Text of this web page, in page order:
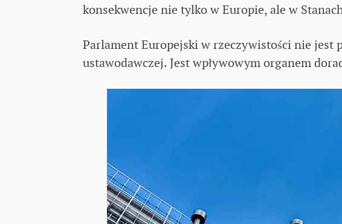
konsekwencje nie tylko w Europie, ale w
Parlament Europejski w rzeczywistości nie jest
ustawodawczej. Jest wpływowym organem